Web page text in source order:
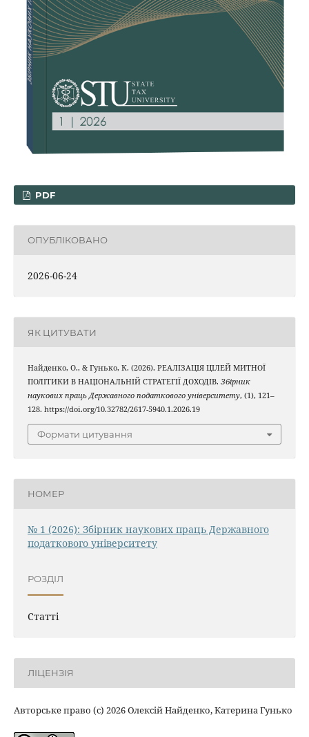
PDF
ОПУБЛІКОВАНО
2026-06-24
ЯК ЦИТУВАТИ
Найденко, О., & Гунько, К. (2026). РЕАЛІЗАЦІЯ ЦІЛЕЙ МИТНОЇ
ПОЛІТИКИ В НАЦІОНАЛЬНІЙ СТРАТЕГІЇ ДОХОДІВ. Збірник
наукових праць Державного податкового університету, (1), 121–
128. https://doi.org/10.32782/2617-5940.1.2026.19
Формати цитування
НОМЕР
№ 1 (2026): Збірник наукових праць Державного
податкового університету
РОЗДІЛ
Статті
ЛІЦЕНЗІЯ
Авторське право (c) 2026 Олексій Найденко, Катерина Гунько